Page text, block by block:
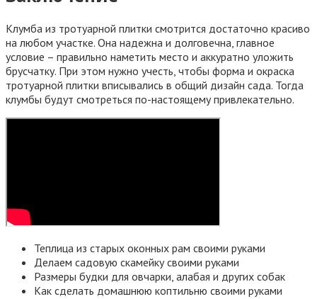
Клумба из тротуарной плитки смотрится достаточно красиво
на любом участке. Она надежна и долговечна, главное
условие – правильно наметить место и аккуратно уложить
брусчатку. При этом нужно учесть, чтобы форма и окраска
тротуарной плитки вписывались в общий дизайн сада. Тогда
клумбы будут смотреться по-настоящему привлекательно.
Теплица из старых оконных рам своими руками
Делаем садовую скамейку своими руками
Размеры будки для овчарки, алабая и других собак
Как сделать домашнюю коптильню своими руками